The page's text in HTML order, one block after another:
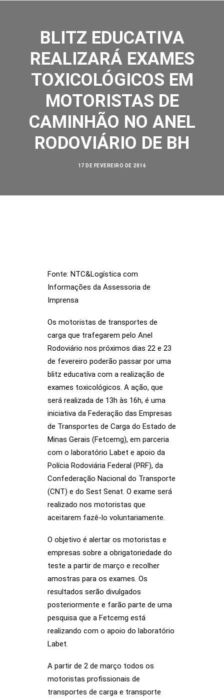
AÇÕES
VISÃO ZERO
NOSSA HISTÓRIA
BLITZ EDUCATIVA
REALIZARÁ EXAMES
TOXICOLÓGICOS EM
MOTORISTAS DE
CAMINHÃO NO ANEL
RODOVIÁRIO DE BH
17 DE FEVEREIRO DE 2016
Fonte: NTC&Logística com
Informações da Assessoria de
Imprensa
Os motoristas de transportes de
carga que trafegarem pelo Anel
Rodoviário nos próximos dias 22 e 23
de fevereiro poderão passar por uma
blitz educativa com a realização de
exames toxicológicos. A ação, que
será realizada de 13h às 16h, é uma
iniciativa da Federação das Empresas
de Transportes de Carga do Estado de
Minas Gerais (Fetcemg), em parceria
com o laboratório Labet e apoio da
Polícia Rodoviária Federal (PRF), da
Confederação Nacional do Transporte
(CNT) e do Sest Senat. O exame será
realizado nos motoristas que
aceitarem fazê-lo voluntariamente.
O objetivo é alertar os motoristas e
empresas sobre a obrigatoriedade do
teste a partir de março e recolher
amostras para os exames. Os
resultados serão divulgados
posteriormente e farão parte de uma
pesquisa que a Fetcemg está
realizando com o apoio do laboratório
Labet.
A partir de 2 de março todos os
motoristas profissionais de
transportes de carga e transporte